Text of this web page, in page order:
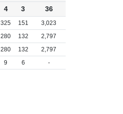
4 3 36
325 151
3,023
280 132
2,797
280 132
2,797
9 6 -